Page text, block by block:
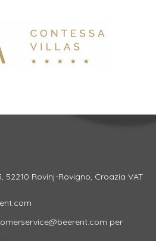
52210 Rovinj-Rovigno, Croazia VAT
per